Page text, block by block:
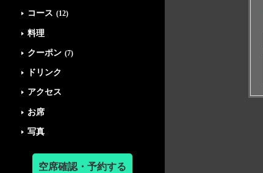
コース (12)
料理
クーポン (7)
ドリンク
アクセス
お席
写真
空席確認・予約する